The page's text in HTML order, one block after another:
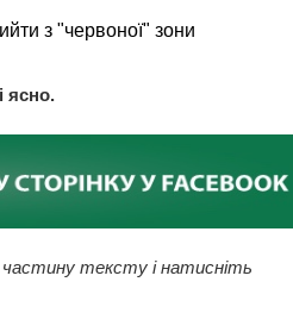
з "червоної" зони
ясно.
частину тексту і натисніть